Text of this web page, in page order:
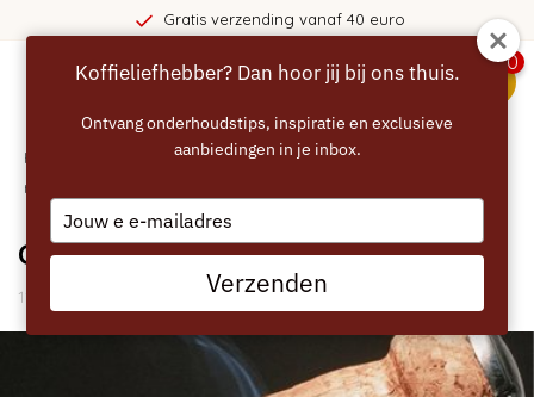
Gratis verzending vanaf 40 euro
0
Home Recepten/ Champagne koffie cocktail
recept
Champagne koffie cocktail recept
11 Mei 2021
Koffieliefhebber? Dan hoor jij bij ons thuis.
Ontvang onderhoudstips, inspiratie en exclusieve
aanbiedingen in je inbox.
Type
your
email
Verzenden